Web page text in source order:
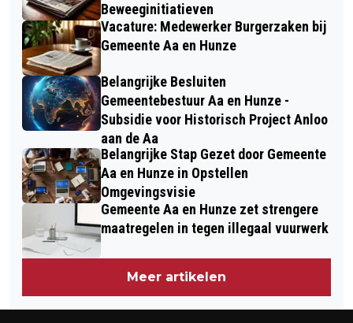
Beweeginitiatieven
Vacature: Medewerker Burgerzaken bij
Gemeente Aa en Hunze
Belangrijke Besluiten
Gemeentebestuur Aa en Hunze -
Subsidie voor Historisch Project Anloo
aan de Aa
Belangrijke Stap Gezet door Gemeente
Aa en Hunze in Opstellen
Omgevingsvisie
Gemeente Aa en Hunze zet strengere
maatregelen in tegen illegaal vuurwerk
Meer artikelen